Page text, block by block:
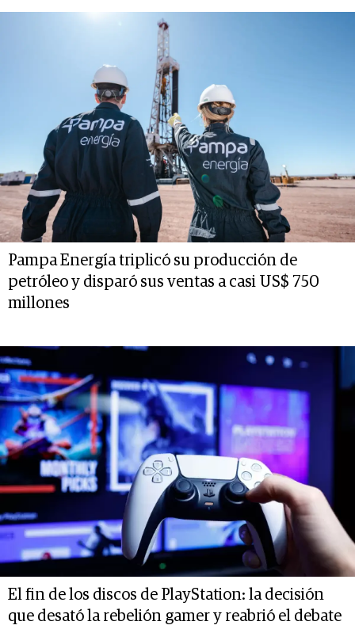
Pampa Energía triplicó su producción de
petróleo y disparó sus ventas a casi US$ 750
millones
El fin de los discos de PlayStation: la decisión
que desató la rebelión gamer y reabrió el debate